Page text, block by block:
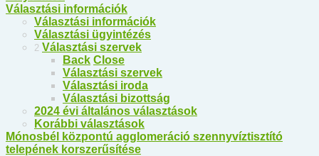
Választási információk
Választási információk
Választási ügyintézés
2 Választási szervek
Back Close
Választási szervek
Választási iroda
Választási bizottság
2024 évi általános választások
Korábbi választások
Mónosbél központú agglomeráció szennyvíztisztító
telepének korszerűsítése